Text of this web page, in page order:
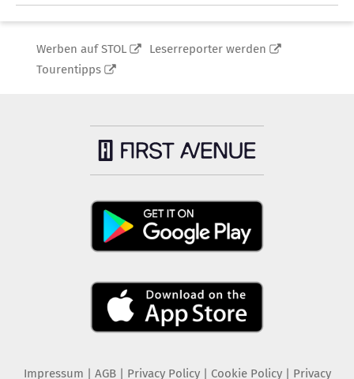
Werben auf STOL
Leserreporter werden
Tourentipps
Impressum AGB Privacy Policy| Cookie Policy| Privacy